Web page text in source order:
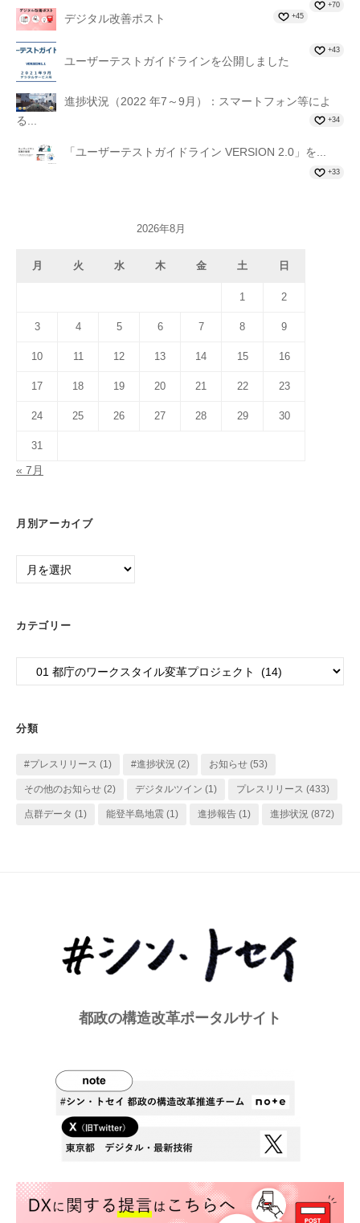
+70
デジタル改善ポスト +45
ユーザーテストガイドラインを公開しました
+43
進捗状況（2022 年7～9月）：スマートフォン等によ
る...
+34
「ユーザーテストガイドライン VERSION 2.0」を...
+33
2026年8月
月 火 水 木 金 土 日
1 2
3 4 5 6 7 8 9
10 11 12 13 14 15 16
17 18 19 20 21 22 23
24 25 26 27 28 29 30
31
« 7月
月別アーカイブ
月
カ
カテゴリー
カ
ー
分類
#プレスリリース (1) #進捗状況 (2) お知らせ (53)
その他のお知らせ (2) デジタルツイン (1) プレスリリース (433)
点群データ (1) 能登半島地震 (1) 進捗報告 (1) 進捗状況 (872)
都政の構造改革ポータルサイト